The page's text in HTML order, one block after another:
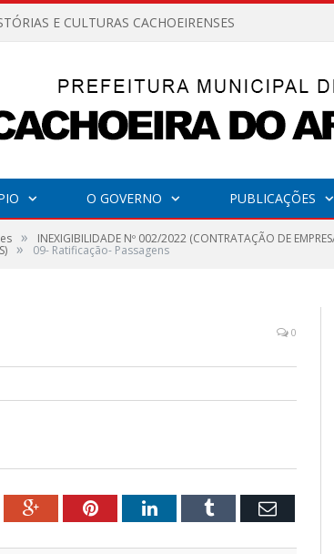
E CULTURAS CACHOEIRENSES
O GOVERNO PUBLICAÇÕES
» INEXIGIBILIDADE Nº 002/2022 (CONTRATAÇÃO DE
» 09- Ratificação- Passagens
0
Google+PinterestLinkedInTumblr Email